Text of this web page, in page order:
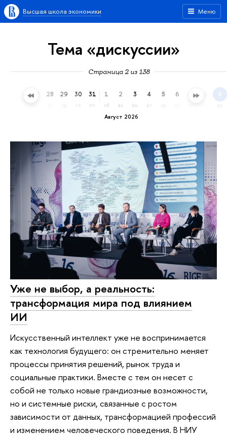
Меню
Высшая школа экономики
Тема «дискуссии»
Страница 2 из 138
27 28 29 30
чт
31
пт
Август 2026
1
сб
2
вс
3
пн
4
вт
5 6 7 9
вс
Уже не выбор, а реальность:
трансформация мира под влиянием
ИИ
Искусственный интеллект уже не воспринимается
как технология будущего: он стремительно меняет
процессы принятия решений, рынок труда и
социальные практики. Вместе с тем он несет с
собой не только новые грандиозные возможности,
но и системные риски, связанные с ростом
зависимости от данных, трансформацией профессий
и изменением человеческого поведения. В НИУ